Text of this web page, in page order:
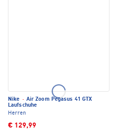
Nike · Air Zoom Pegasus 41 GTX
Laufschuhe
Herren
€ 129,99